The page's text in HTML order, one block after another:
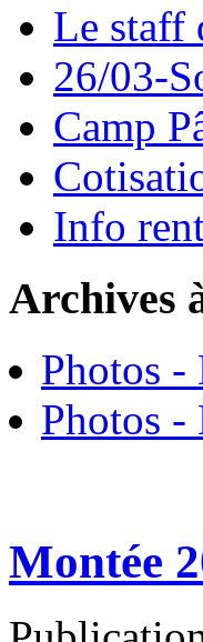
Le staff
26/03-
Camp
Info
Archives
Photos -
Photos -
Montée